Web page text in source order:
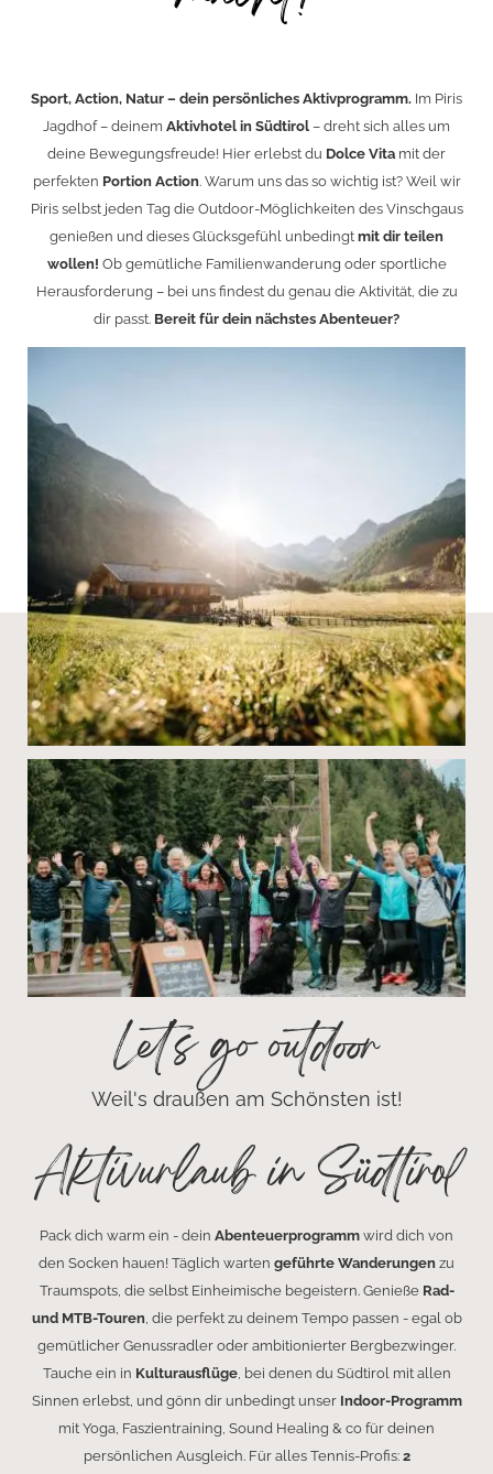
Sport, Action, Natur – dein persönliches Aktivprogramm. Im Piris
Jagdhof – deinem Aktivhotel in Südtirol – dreht sich alles um
deine Bewegungsfreude! Hier erlebst du Dolce Vita mit der
perfekten Portion Action. Warum uns das so wichtig ist? Weil wir
Piris selbst jeden Tag die Outdoor-Möglichkeiten des Vinschgaus
genießen und dieses Glücksgefühl unbedingt mit dir teilen
wollen! Ob gemütliche Familienwanderung oder sportliche
Herausforderung – bei uns findest du genau die Aktivität, die zu
dir passt. Bereit für dein nächstes Abenteuer?
Let's go outdoor
Weil's draußen am Schönsten ist!
Aktivurlaub in Südtirol
Pack dich warm ein - dein Abenteuerprogramm wird dich von
den Socken hauen! Täglich warten geführte Wanderungen zu
Traumspots, die selbst Einheimische begeistern. Genieße Rad-
und MTB-Touren, die perfekt zu deinem Tempo passen - egal ob
gemütlicher Genussradler oder ambitionierter Bergbezwinger.
Tauche ein in Kulturausflüge, bei denen du Südtirol mit allen
Sinnen erlebst, und gönn dir unbedingt unserIndoor-Programm
mit Yoga, Faszientraining, Sound Healing & co für deinen
persönlichen Ausgleich. Für alles Tennis-Profis: 2